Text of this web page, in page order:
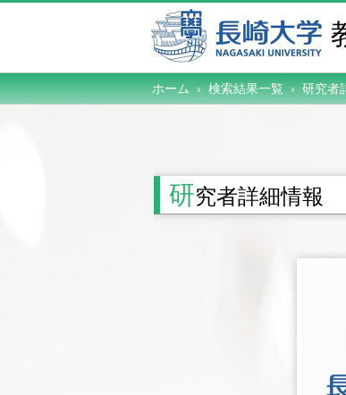
ホーム › 検索結果一覧 ›研究者
研究者詳細情報